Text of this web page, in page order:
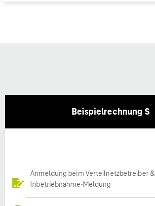
Beispielrechnung S
Anmeldung beim Verteilnetzbetreiber &
Inbetriebnahme-Meldung